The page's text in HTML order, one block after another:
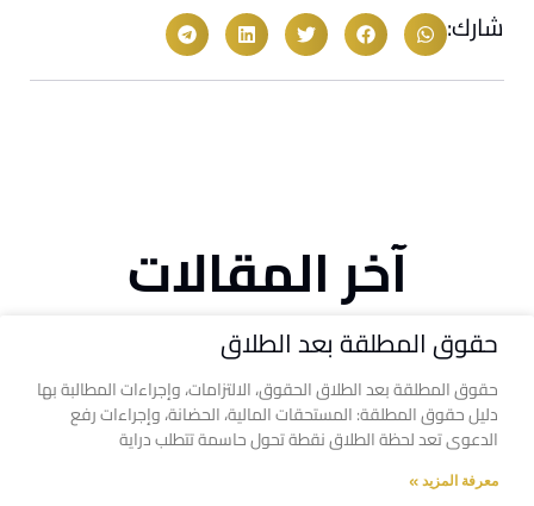
شارك:
آخر المقالات
حقوق المطلقة بعد الطلاق
حقوق المطلقة بعد الطلاق الحقوق، الالتزامات، وإجراءات المطالبة بها
دليل حقوق المطلقة: المستحقات المالية، الحضانة، وإجراءات رفع
الدعوى تعد لحظة الطلاق نقطة تحول حاسمة تتطلب دراية
معرفة المزيد »